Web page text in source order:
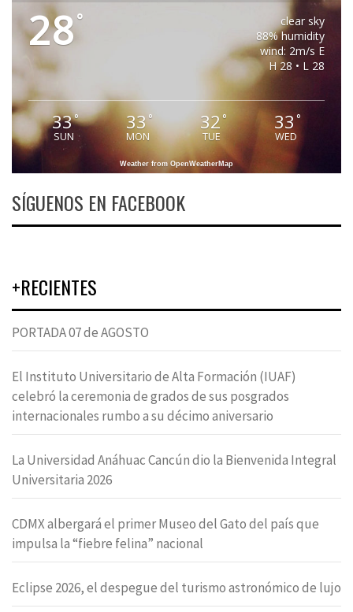
28°
clear sky
88% humidity
wind: 2m/s E
H 28 • L 28
33°
SUN
33°
MON
32°
TUE
33°
WED
Weather from OpenWeatherMap
SÍGUENOS EN FACEBOOK
+RECIENTES
PORTADA 07 de AGOSTO
El Instituto Universitario de Alta Formación (IUAF)
celebró la ceremonia de grados de sus posgrados
internacionales rumbo a su décimo aniversario
La Universidad Anáhuac Cancún dio la Bienvenida Integral
Universitaria 2026
CDMX albergará el primer Museo del Gato del país que
impulsa la “fiebre felina” nacional
Eclipse 2026, el despegue del turismo astronómico de lujo